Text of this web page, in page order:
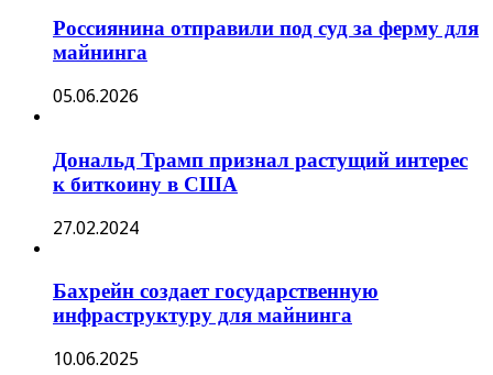
Россиянина отправили под суд за ферму для
майнинга
05.06.2026
Дональд Трамп признал растущий интерес
к биткоину в США
27.02.2024
Бахрейн создает государственную
инфраструктуру для майнинга
10.06.2025